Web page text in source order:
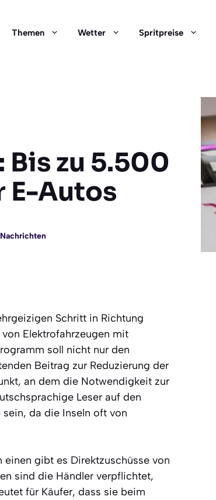
Themen Wetter Spritpreise
zu 5.500
E-Autos
Schritt in Richtung
Elektrofahrzeugen mit
soll nicht nur den
Beitrag zur Reduzierung der
an dem die Notwendigkeit zur
Leser auf den
da die Inseln oft von
gibt es Direktzuschüsse von
sind die Händler verpflichtet,
für Käufer, dass sie beim